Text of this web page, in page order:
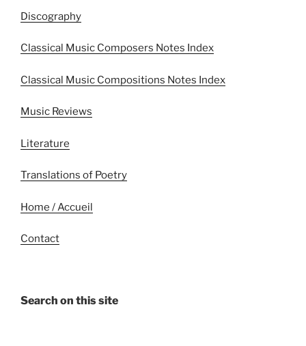
Discography
Classical Music Composers Notes Index
Classical Music Compositions Notes Index
Music Reviews
Literature
Translations of Poetry
Home / Accueil
Contact
Search on this site